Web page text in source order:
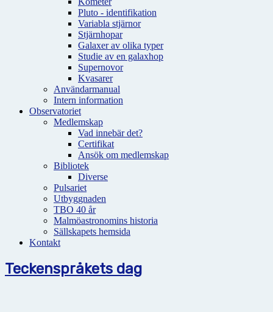
Pluto - identifikation
Variabla stjärnor
Stjärnhopar
Galaxer av olika typer
Studie av en galaxhop
Supernovor
Kvasarer
Användarmanual
Intern information
Observatoriet
Medlemskap
Vad innebär det?
Certifikat
Ansök om medlemskap
Bibliotek
Diverse
Pulsariet
Utbyggnaden
TBO 40 år
Malmöastronomins historia
Sällskapets hemsida
Kontakt
Teckenspråkets dag